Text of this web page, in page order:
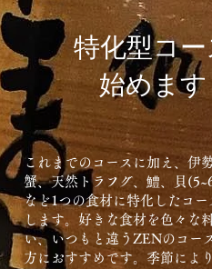
特化型コー
始めます
これまでのコースに加え 、伊
蟹、天然トラフグ、鱧、貝
など1つの食材に特化したコー
します。好きな食材を色々な
い、いつもと違うZENのコー
方におすすめです。季節によ